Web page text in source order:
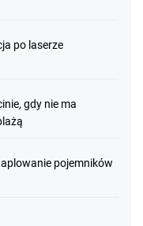
po laserze
gdy nie ma
pojemników